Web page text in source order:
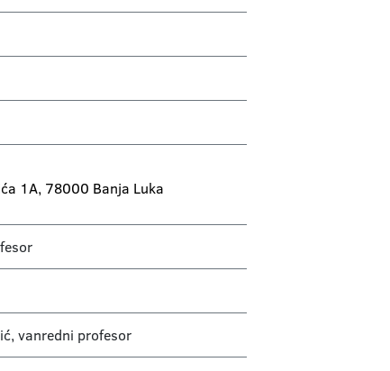
1A, 78000 Banja Luka
vanredni profesor